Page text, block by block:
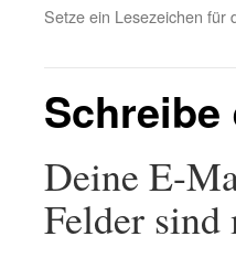
Setze ein Lesezeichen für
Deine E-
Felder sind